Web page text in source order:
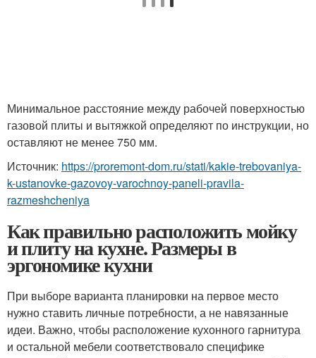
Минимальное расстояние между рабочей поверхностью
газовой плиты и вытяжкой определяют по инструкции, но
оставляют не менее 750 мм.
Источник: https://proremont-dom.ru/stati/kakie-trebovaniya-
k-ustanovke-gazovoy-varochnoy-paneli-pravila-
razmeshcheniya
Как правильно расположить мойку
и плиту на кухне. Размеры в
эргономике кухни
При выборе варианта планировки на первое место
нужно ставить личные потребности, а не навязанные
идеи. Важно, чтобы расположение кухонного гарнитура
и остальной мебели соответствовало специфике